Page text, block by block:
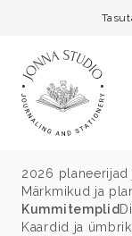
2026 planeerijad
Märkmikud ja
Kummitemplid
Kaardid ja